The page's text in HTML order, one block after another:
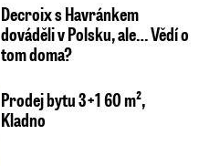
Decroix s Havránkem
dováděli v Polsku, ale… Vědí o
tom doma?
Prodej bytu 3+1 60 m²,
Kladno